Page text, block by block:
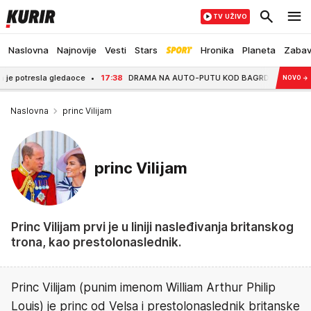
Naslovna Najnovije Vesti Stars Hronika Planeta
TV UŽIVO
gledaoce 17:38 DRAMA NA AUTO-PUTU KOD BAGRDANA! Zapalio seNOVO →
Naslovna princ Vilijam
princ Vilijam
Princ Vilijam prvi je u liniji nasleđivanja britanskog
trona, kao prestolonaslednik.
Princ Vilijam (punim imenom William Arthur Philip
Louis) je princ od Velsa i prestolonaslednik britanske